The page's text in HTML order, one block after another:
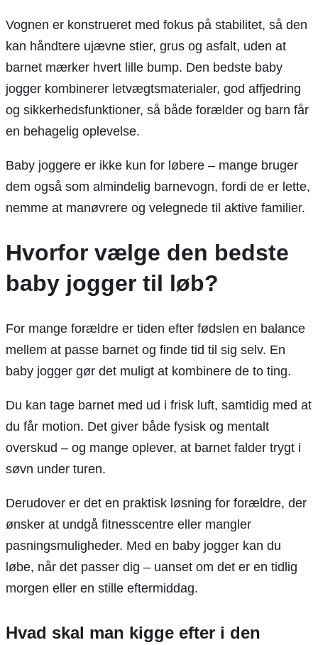
Vognen er konstrueret med fokus på stabilitet, så den
kan håndtere ujævne stier, grus og asfalt, uden at
barnet mærker hvert lille bump. Den bedste baby
jogger kombinerer letvægtsmaterialer, god affjedring
og sikkerhedsfunktioner, så både forælder og barn får
en behagelig oplevelse.
Baby joggere er ikke kun for løbere – mange bruger
dem også som almindelig barnevogn, fordi de er lette,
nemme at manøvrere og velegnede til aktive familier.
Hvorfor vælge den bedste
baby jogger til løb?
For mange forældre er tiden efter fødslen en balance
mellem at passe barnet og finde tid til sig selv. En
baby jogger gør det muligt at kombinere de to ting.
Du kan tage barnet med ud i frisk luft, samtidig med at
du får motion. Det giver både fysisk og mentalt
overskud – og mange oplever, at barnet falder trygt i
søvn under turen.
Derudover er det en praktisk løsning for forældre, der
ønsker at undgå fitnesscentre eller mangler
pasningsmuligheder. Med en baby jogger kan du
løbe, når det passer dig – uanset om det er en tidlig
morgen eller en stille eftermiddag.
Hvad skal man kigge efter i den